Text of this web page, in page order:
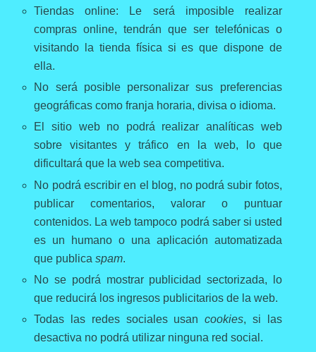
Tiendas online: Le será imposible realizar
compras online, tendrán que ser telefónicas o
visitando la tienda física si es que dispone de
ella.
No será posible personalizar sus preferencias
geográficas como franja horaria, divisa o idioma.
El sitio web no podrá realizar analíticas web
sobre visitantes y tráfico en la web, lo que
dificultará que la web sea competitiva.
No podrá escribir en el blog, no podrá subir fotos,
publicar comentarios, valorar o puntuar
contenidos. La web tampoco podrá saber si usted
es un humano o una aplicación automatizada
que publicaspam.
No se podrá mostrar publicidad sectorizada, lo
que reducirá los ingresos publicitarios de la web.
Todas las redes sociales usancookies, si las
desactiva no podrá utilizar ninguna red social.